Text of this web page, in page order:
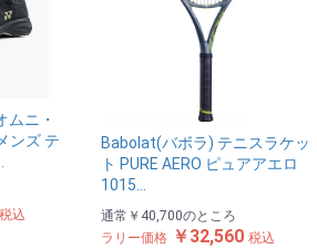
ムニ・
ンズ テ
税込
Babolat(バボラ) テニスラケッ
ト PURE AERO ピュアアエロ
1015…
通常 ￥40,700のところ
ラリー価格￥32,560 税込